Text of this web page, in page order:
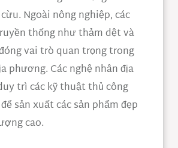
Ngoài nông nghiệp, các
thống như thảm dệt và
vai trò quan trọng trong
phương. Các nghệ nhân địa
trì các kỹ thuật thủ công
sản xuất các sản phẩm đẹp
cao.